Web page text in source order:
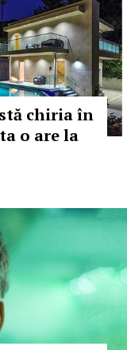
chiria în
o are la